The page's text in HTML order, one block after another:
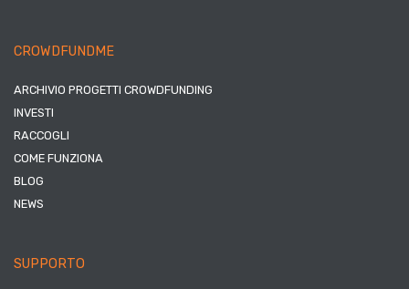
CROWDFUNDME
ARCHIVIO PROGETTI CROWDFUNDING
INVESTI
RACCOGLI
COME FUNZIONA
BLOG
NEWS
SUPPORTO